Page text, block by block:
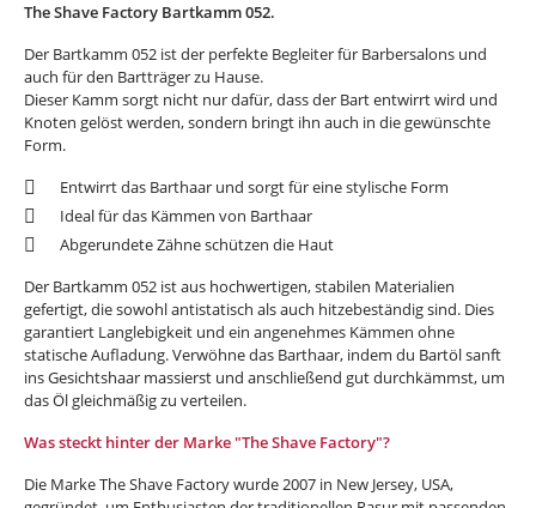
The Shave Factory Bartkamm 052.
Der Bartkamm 052 ist der perfekte Begleiter für Barbersalons und
auch für den Bartträger zu Hause.
Dieser Kamm sorgt nicht nur dafür, dass der Bart entwirrt wird und
Knoten gelöst werden, sondern bringt ihn auch in die gewünschte
Form.
Entwirrt das Barthaar und sorgt für eine stylische Form
Ideal für das Kämmen von Barthaar
Abgerundete Zähne schützen die Haut
Der Bartkamm 052 ist aus hochwertigen, stabilen Materialien
gefertigt, die sowohl antistatisch als auch hitzebeständig sind. Dies
garantiert Langlebigkeit und ein angenehmes Kämmen ohne
statische Aufladung. Verwöhne das Barthaar, indem du Bartöl sanft
ins Gesichtshaar massierst und anschließend gut durchkämmst, um
das Öl gleichmäßig zu verteilen.
Was steckt hinter der Marke "The Shave Factory"?
Die Marke The Shave Factory wurde 2007 in New Jersey, USA,